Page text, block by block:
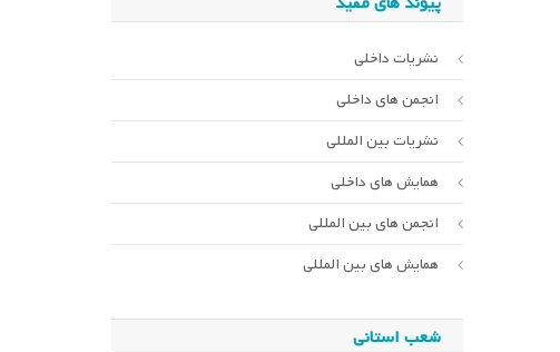
نشریات داخلی
انجمن های داخلی
نشریات بین المللی
همایش های داخلی
انجمن های بین المللی
همایش های بین المللی
شعب استانی